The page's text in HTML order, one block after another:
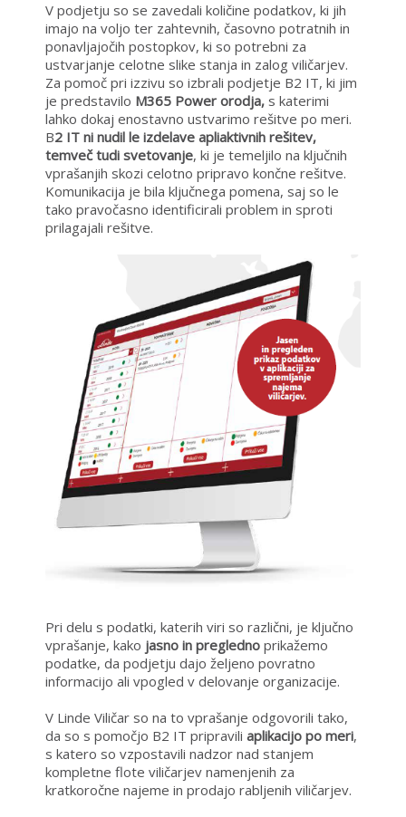
V podjetju so se zavedali količine podatkov, ki jih
imajo na voljo ter zahtevnih, časovno potratnih in
ponavljajočih postopkov, ki so potrebni za
ustvarjanje celotne slike stanja in zalog viličarjev.
Za pomoč pri izzivu so izbrali podjetje B2 IT, ki jim
je predstavilo M365 Power orodja, s katerimi
lahko dokaj enostavno ustvarimo rešitve po meri.
B2 IT ni nudil le izdelave apliaktivnih rešitev,
temveč tudi svetovanje, ki je temeljilo na ključnih
vprašanjih skozi celotno pripravo končne rešitve.
Komunikacija je bila ključnega pomena, saj so le
tako pravočasno identificirali problem in sproti
prilagajali rešitve.
Pri delu s podatki, katerih viri so različni, je ključno
vprašanje, kako jasno in pregledno prikažemo
podatke, da podjetju dajo željeno povratno
informacijo ali vpogled v delovanje organizacije.
V Linde Viličar so na to vprašanje odgovorili tako,
da so s pomočjo B2 IT pripravili aplikacijo po meri,
s katero so vzpostavili nadzor nad stanjem
kompletne flote viličarjev namenjenih za
kratkoročne najeme in prodajo rabljenih viličarjev.